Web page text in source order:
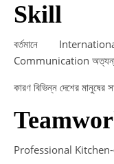
Skill
বর্তমানে
Communication
কারণ বিভিন্ন দেশের মানুষের
Professional Kitchen-এ